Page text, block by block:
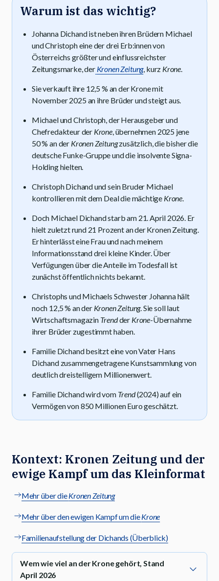
Warum ist das wichtig?
Johanna Dichand ist neben ihren Brüdern Michael
und Christoph eine der drei Erb:innen von
Österreichs größter und einflussreichster
Zeitungsmarke, der Kronen Zeitung, kurz Krone.
Sie verkauft ihre 12,5 % an der Krone mit
November 2025 an ihre Brüder und steigt aus.
Michael und Christoph, der Herausgeber und
Chefredakteur der Krone, übernehmen 2025 jene
50 % an der Kronen Zeitungzusätzlich, die bisher die
deutsche Funke-Gruppe und die insolvente Signa-
Holding hielten.
Christoph Dichand und sein Bruder Michael
kontrollieren mit dem Deal die mächtige Krone.
Doch Michael Dichand starb am 21. April 2026. Er
hielt zuletzt rund 21 Prozent an der Kronen Zeitung.
Er hinterlässt eine Frau und nach meinem
Informationsstand drei kleine Kinder. Über
Verfügungen über die Anteile im Todesfall ist
zunächst öffentlich nichts bekannt.
Christophs und Michaels Schwester Johanna hält
noch 12,5 % an der Kronen Zeitung. Sie soll laut
Wirtschaftsmagazin Trendder Krone-Übernahme
ihrer Brüder zugestimmt haben.
Familie Dichand besitzt eine von Vater Hans
Dichand zusammengetragene Kunstsammlung von
deutlich dreistelligem Millionenwert.
Familie Dichand wird vom Trend(2024) auf ein
Vermögen von 850 Millionen Euro geschätzt.
Kontext: Kronen Zeitung und der
ewige Kampf um das Kleinformat
Mehr über dieKronen Zeitung
Mehr über den ewigen Kampf um dieKrone
Familienaufstellung der Dichands (Überblick)
Wem wie viel an der Krone gehört, Stand
April 2026